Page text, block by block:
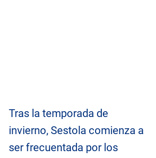
Tras la temporada de
invierno, Sestola comienza a
ser frecuentada por los